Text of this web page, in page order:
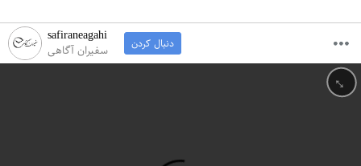
safiraneagahi
سفیران آگاهی دنبال کردن
↔